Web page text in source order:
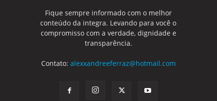
Fique sempre informado com o melhor
conteúdo da integra. Levando para você o
compromisso com a verdade, dignidade e
transparência.
Contato: alexxandreeferraz@hotmail.com